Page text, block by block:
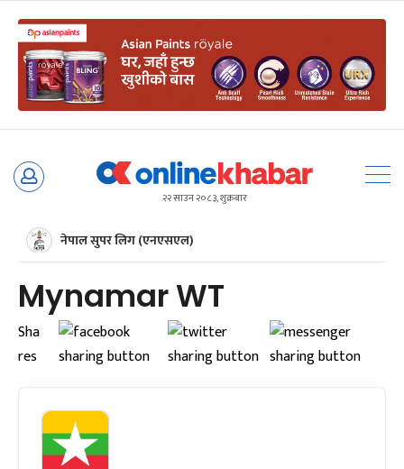
Skip
२२ साउन २०८३, शुक्रबार
नेपाल सुपर लिग (एनएसएल)
Mynamar WT
Sha
res